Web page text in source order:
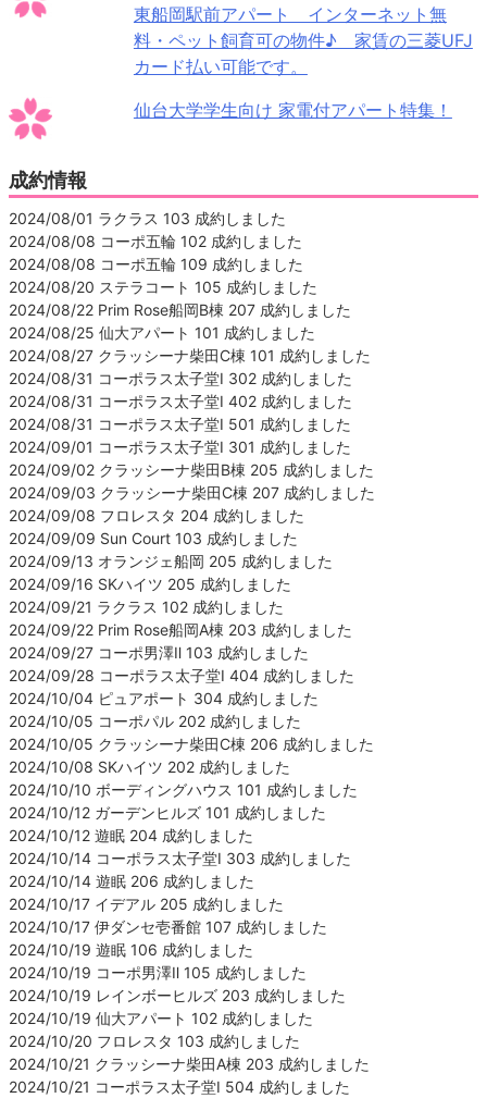
東船岡駅前アパート インターネット無
料・ペット飼育可の物件♪ 家賃の三菱UFJ
カード払い可能です。
仙台大学学生向け 家電付アパート特集！
成約情報
2024/08/01 ラクラス 103 成約しました
2024/08/08 コーポ五輪 102 成約しました
2024/08/08 コーポ五輪 109 成約しました
2024/08/20 ステラコート 105 成約しました
2024/08/22 Prim Rose船岡B棟 207 成約しました
2024/08/25 仙大アパート 101 成約しました
2024/08/27 クラッシーナ柴田C棟 101 成約しました
2024/08/31 コーポラス太子堂Ⅰ 302 成約しました
2024/08/31 コーポラス太子堂Ⅰ 402 成約しました
2024/08/31 コーポラス太子堂Ⅰ 501 成約しました
2024/09/01 コーポラス太子堂Ⅰ 301 成約しました
2024/09/02 クラッシーナ柴田B棟 205 成約しました
2024/09/03 クラッシーナ柴田C棟 207 成約しました
2024/09/08 フロレスタ 204 成約しました
2024/09/09 Sun Court 103 成約しました
2024/09/13 オランジェ船岡 205 成約しました
2024/09/16 SKハイツ 205 成約しました
2024/09/21 ラクラス 102 成約しました
2024/09/22 Prim Rose船岡A棟 203 成約しました
2024/09/27 コーポ男澤Ⅱ 103 成約しました
2024/09/28 コーポラス太子堂Ⅰ 404 成約しました
2024/10/04 ピュアポート 304 成約しました
2024/10/05 コーポパル 202 成約しました
2024/10/05 クラッシーナ柴田C棟 206 成約しました
2024/10/08 SKハイツ 202 成約しました
2024/10/10 ボーディングハウス 101 成約しました
2024/10/12 ガーデンヒルズ 101 成約しました
2024/10/12 遊眠 204 成約しました
2024/10/14 コーポラス太子堂Ⅰ 303 成約しました
2024/10/14 遊眠 206 成約しました
2024/10/17 イデアル 205 成約しました
2024/10/17 伊ダンセ壱番館 107 成約しました
2024/10/19 遊眠 106 成約しました
2024/10/19 コーポ男澤Ⅱ 105 成約しました
2024/10/19 レインボーヒルズ 203 成約しました
2024/10/19 仙大アパート 102 成約しました
2024/10/20 フロレスタ 103 成約しました
2024/10/21 クラッシーナ柴田A棟 203 成約しました
2024/10/21 コーポラス太子堂Ⅰ 504 成約しました